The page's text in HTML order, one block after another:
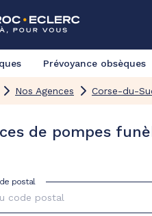
Prévoyance obsèques
Nos Agences Corse-du-
de pompes
postal